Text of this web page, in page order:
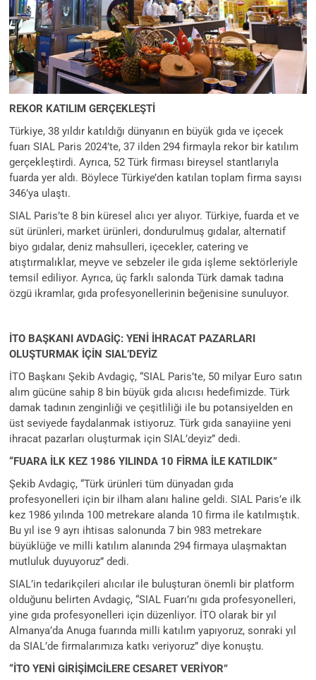
REKOR KATILIM GERÇEKLEŞTİ
Türkiye, 38 yıldır katıldığı dünyanın en büyük gıda ve içecek
fuarı SIAL Paris 2024’te, 37 ilden 294 firmayla rekor bir katılım
gerçekleştirdi. Ayrıca, 52 Türk firması bireysel stantlarıyla
fuarda yer aldı. Böylece Türkiye’den katılan toplam firma sayısı
346’ya ulaştı.
SIAL Paris’te 8 bin küresel alıcı yer alıyor. Türkiye, fuarda et ve
süt ürünleri, market ürünleri, dondurulmuş gıdalar, alternatif
biyo gıdalar, deniz mahsulleri, içecekler, catering ve
atıştırmalıklar, meyve ve sebzeler ile gıda işleme sektörleriyle
temsil ediliyor. Ayrıca, üç farklı salonda Türk damak tadına
özgü ikramlar, gıda profesyonellerinin beğenisine sunuluyor.
İTO BAŞKANI AVDAGİÇ: YENİ İHRACAT PAZARLARI
OLUŞTURMAK İÇİN SIAL’DEYİZ
İTO Başkanı Şekib Avdagiç, “SIAL Paris’te, 50 milyar Euro satın
alım gücüne sahip 8 bin büyük gıda alıcısı hedefimizde. Türk
damak tadının zenginliği ve çeşitliliği ile bu potansiyelden en
üst seviyede faydalanmak istiyoruz. Türk gıda sanayiine yeni
ihracat pazarları oluşturmak için SIAL’deyiz” dedi.
“FUARA İLK KEZ 1986 YILINDA 10 FİRMA İLE KATILDIK”
Şekib Avdagiç, “Türk ürünleri tüm dünyadan gıda
profesyonelleri için bir ilham alanı haline geldi. SIAL Paris’e ilk
kez 1986 yılında 100 metrekare alanda 10 firma ile katılmıştık.
Bu yıl ise 9 ayrı ihtisas salonunda 7 bin 983 metrekare
büyüklüğe ve milli katılım alanında 294 firmaya ulaşmaktan
mutluluk duyuyoruz” dedi.
SIAL’in tedarikçileri alıcılar ile buluşturan önemli bir platform
olduğunu belirten Avdagiç, “SIAL Fuarı’nı gıda profesyonelleri,
yine gıda profesyonelleri için düzenliyor. İTO olarak bir yıl
Almanya’da Anuga fuarında milli katılım yapıyoruz, sonraki yıl
da SIAL’de firmalarımıza katkı veriyoruz” diye konuştu.
“İTO YENİ GİRİŞİMCİLERE CESARET VERİYOR”